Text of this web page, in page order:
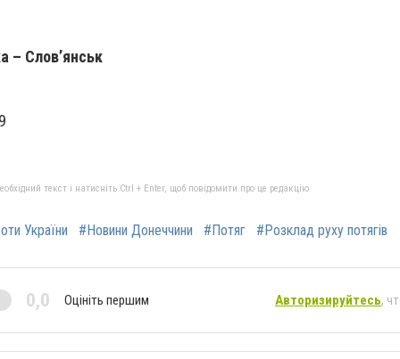
– Слов’янськ
текст і натисніть Ctrl + Enter, щоб повідомити про це редакцію
України #Новини Донеччини #Потяг #Розклад руху потягів
0,0 Оцініть першим Авторизируйтесь,